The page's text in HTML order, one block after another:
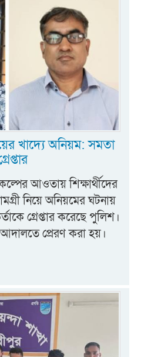
খাদ্যে অনিয়ম: সমতা
আওতায় শিক্ষার্থীদের
নিয়ে অনিয়মের ঘটনায়
গ্রেপ্তার করেছে পুলিশ।
প্রেরণ করা হয়।